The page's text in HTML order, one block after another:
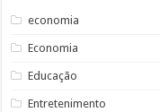
economia
Economia
Educação
Entretenimento